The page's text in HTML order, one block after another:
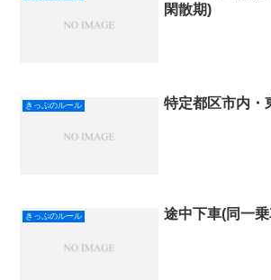
閑散期)
きっぷのルール 特定都区市内・
きっぷのルール 途中下車(同一